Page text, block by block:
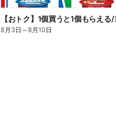
8月3日 ～8月10日